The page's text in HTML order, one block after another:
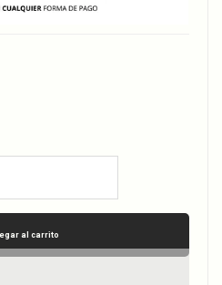
al carrito